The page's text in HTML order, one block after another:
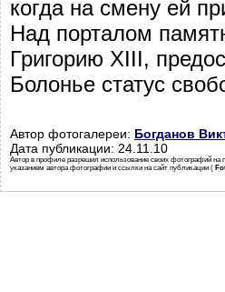
когда на смену ей
Над порталом
Григорию XIII,
Болонье статус
Автор фотогалереи: Богданов
Дата публикации: 24.11.10
Автор в профиле разрешил использование своих фотографий
указанием автора фотографии и ссылки на сайт публикации (